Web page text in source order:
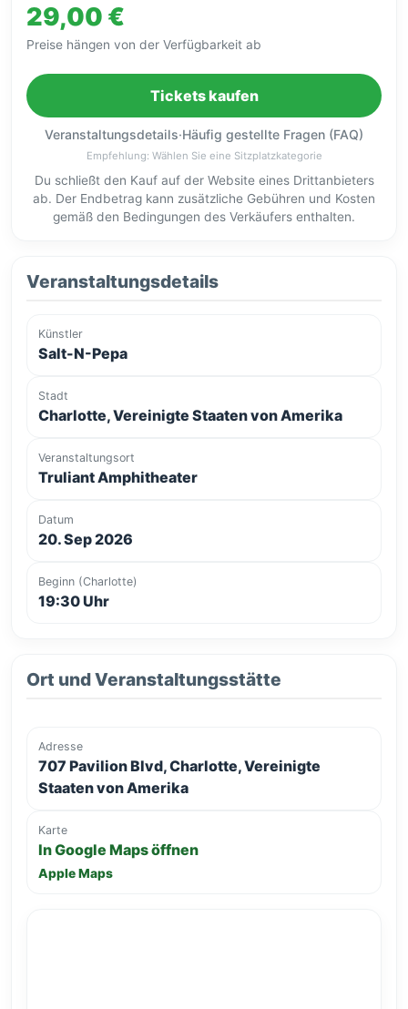
29,00 €
Preise hängen von der Verfügbarkeit ab
Tickets kaufen
Veranstaltungsdetails·Häufig gestellte Fragen (FAQ)
Empfehlung: Wählen Sie eine Sitzplatzkategorie
Du schließt den Kauf auf der Website eines Drittanbieters
ab. Der Endbetrag kann zusätzliche Gebühren und Kosten
gemäß den Bedingungen des Verkäufers enthalten.
Veranstaltungsdetails
Künstler
Salt-N-Pepa
Stadt
Charlotte, Vereinigte Staaten von Amerika
Veranstaltungsort
Truliant Amphitheater
Datum
20. Sep 2026
Beginn (Charlotte)
19:30 Uhr
Ort und Veranstaltungsstätte
Adresse
707 Pavilion Blvd, Charlotte, Vereinigte
Staaten von Amerika
Karte
In Google Maps öffnen
Apple Maps